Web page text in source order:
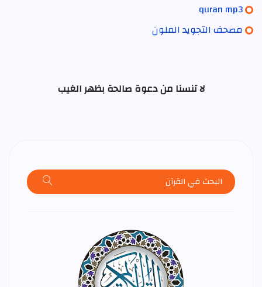
quran mp3
مصحف التجويد الملون
لا تنسنا من دعوة صالحة بظهر الغيب